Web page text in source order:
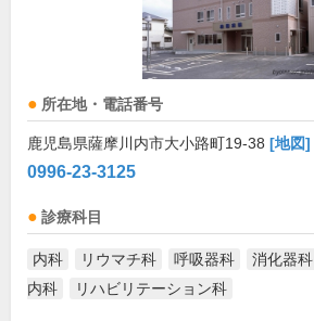
所在地・電話番号
鹿児島県薩摩川内市大小路町19-38 [地図]
0996-23-3125
診療科目
内科 リウマチ科 呼吸器科 消化器科
内科
リハビリテーション科